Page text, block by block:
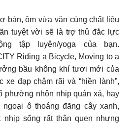
bản, ôm vừa vặn cùng chất liệu
tuyệt vời sẽ là trợ thủ đắc lực
tập luyện/yoga của bạn.
Riding a Bicycle, Moving to a
bầu không khí tươi mới của
xe đạp chậm rãi và “hiền lành”,
phường nhộn nhịp quán xá, hay
ô thoáng đãng cây xanh,
nhịp sống rất thân quen nhưng